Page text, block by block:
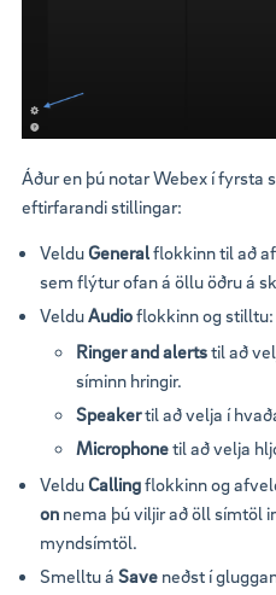
Áður en þú notar Webex í
eftirfarandi stillingar:
VelduGeneralflokkinn til að
sem flýtur ofan á öllu öðru á
VelduAudioflokkinn og stilltu:
Ringer and alertstil að
síminn hringir.
Speakertil að velja í
Microphonetil að velja
VelduCallingflokkinn og
on nema þú viljir að öll símtöl
myndsímtöl.
Smelltu á Save neðst í